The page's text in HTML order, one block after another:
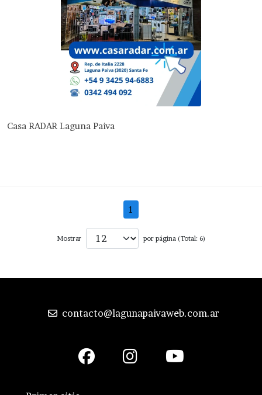
Casa RADAR Laguna Paiva
1
Mostrar por página (Total: 6)
contacto@lagunapaivaweb.com.ar